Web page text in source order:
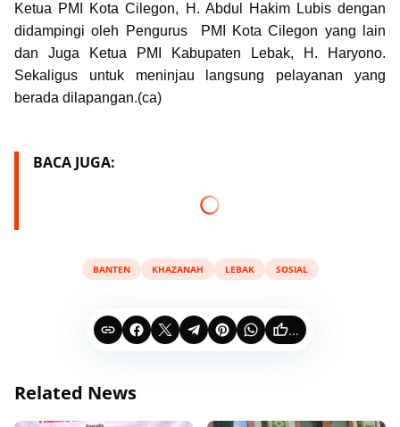
Ketua PMI Kota Cilegon, H. Abdul Hakim Lubis dengan
didampingi oleh Pengurus PMI Kota Cilegon yang lain
dan Juga Ketua PMI Kabupaten Lebak, H. Haryono.
Sekaligus untuk meninjau langsung pelayanan yang
berada dilapangan.(ca)
BACA JUGA:
BANTEN KHAZANAH LEBAK SOSIAL
...
Related News